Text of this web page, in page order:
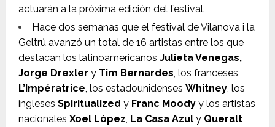
actuarán a la próxima edición del festival.
Hace dos semanas que el festival de Vilanova i la
Geltrú avanzó un total de 16 artistas entre los que
destacan los latinoamericanos Julieta Venegas,
Jorge Drexler y Tim Bernardes, los franceses
L’Impératrice, los estadounidenses Whitney, los
ingleses Spiritualized y Franc Moody y los artistas
nacionales Xoel López, La Casa Azul y Queralt